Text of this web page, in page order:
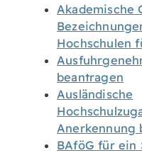
Akademische
Hochschulen
beantragen
Ausländische
Anerkennung
BAföG für ein